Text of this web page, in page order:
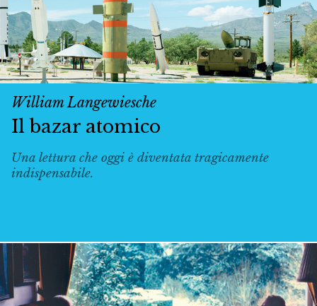
William Langewiesche
Il bazar atomico
Una lettura che oggi è diventata tragicamente
indispensabile.